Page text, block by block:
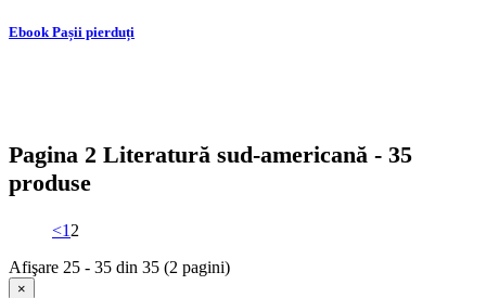
Ebook Pașii pierduți
Pagina 2 Literatură sud-americană - 35
produse
<1 2
Afişare 25 - 35 din 35 (2 pagini)
×